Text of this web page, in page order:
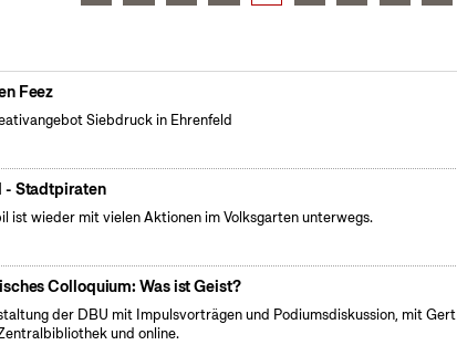
Feez
Siebdruck in Ehrenfeld
- Stadtpiraten
ist wieder mit vielen Aktionen im Volksgarten unterwegs.
Colloquium: Was ist Geist?
der DBU mit Impulsvorträgen und Podiumsdiskussion, mit Gert
und online.